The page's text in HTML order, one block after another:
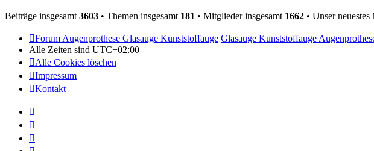
Beiträge insgesamt 3603 • Themen insgesamt 181 • Mitglieder insgesamt 1662 • Unser
Forum Augenprothese Glasauge Kunststoffauge Glasauge Kunststoffauge
Alle Zeiten sind UTC+02:00
Alle Cookies löschen
Impressum
Kontakt